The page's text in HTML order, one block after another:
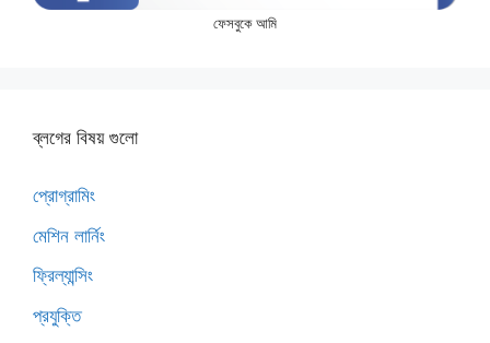
ফেসবুকে আমি
ব্লগের বিষয় গুলো
প্রোগ্রামিং
মেশিন লার্নিং
ফ্রিল্যান্সিং
প্রযুক্তি